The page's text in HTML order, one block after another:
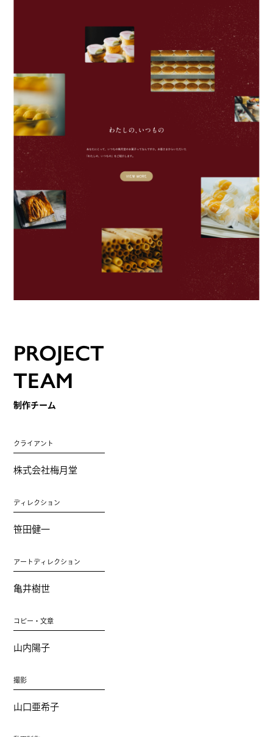
PROJECT
TEAM
制作チーム
クライアント
株式会社梅月堂
ディレクション
笹田健一
アートディレクション
亀井樹世
コピー・文章
山内陽子
撮影
山口亜希子